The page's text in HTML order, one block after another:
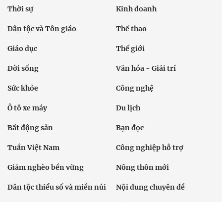
Thời sự Kinh doanh
Dân tộc và Tôn giáo Thể thao
Giáo dục Thế giới
Đời sống Văn hóa - Giải trí
Sức khỏe Công nghệ
Ô tô xe máy Du lịch
Bất động sản Bạn đọc
Tuần Việt Nam Công nghiệp hỗ trợ
Giảm nghèo bền vững Nông thôn mới
Dân tộc thiểu số và miền núi Nội dung chuyên đề